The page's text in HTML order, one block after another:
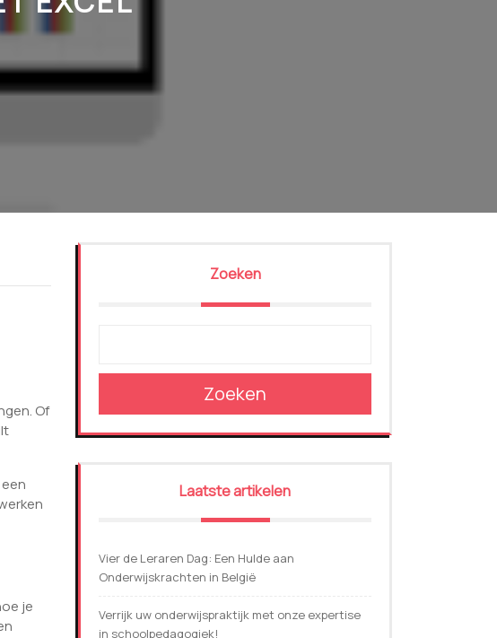
Of
je
Zoeken
Zoeken
Laatste artikelen
Vier de Leraren Dag: Een Hulde aan
Onderwijskrachten in België
Verrijk uw onderwijspraktijk met onze expertise
in schoolpedagogiek!